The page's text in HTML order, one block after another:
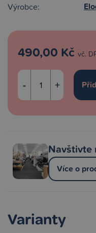
Výrobce:
490,00 Kč vč.
- +
Navštivte
Více o
Varianty